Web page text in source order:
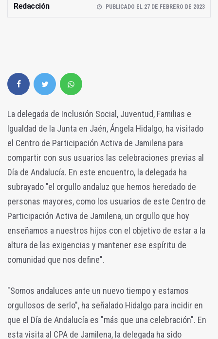
Redacción PUBLICADO EL 27 DE FEBRERO DE 2023
La delegada de Inclusión Social, Juventud, Familias e
Igualdad de la Junta en Jaén, Ángela Hidalgo, ha visitado
el Centro de Participación Activa de Jamilena para
compartir con sus usuarios las celebraciones previas al
Día de Andalucía. En este encuentro, la delegada ha
subrayado "el orgullo andaluz que hemos heredado de
personas mayores, como los usuarios de este Centro de
Participación Activa de Jamilena, un orgullo que hoy
enseñamos a nuestros hijos con el objetivo de estar a la
altura de las exigencias y mantener ese espíritu de
comunidad que nos define".
"Somos andaluces ante un nuevo tiempo y estamos
orgullosos de serlo", ha señalado Hidalgo para incidir en
que el Día de Andalucía es "más que una celebración". En
esta visita al CPA de Jamilena, la delegada ha sido